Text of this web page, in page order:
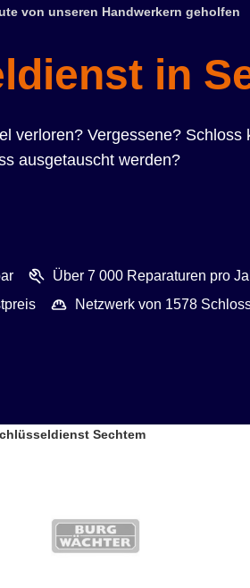
von unseren Handwerkern geholfen
in
verloren? Vergessene? Schloss
ausgetauscht werden?
Über 7 000 Reparaturen pro
Netzwerk von 1578
Sechtem